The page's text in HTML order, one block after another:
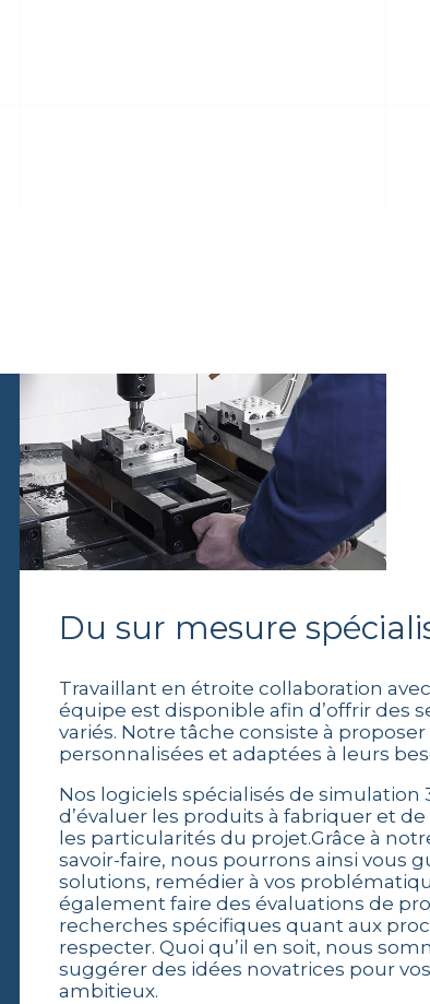
Du sur mesure
Travaillant en étroite collaboration
équipe est disponible afin d’offrir des
variés. Notre tâche consiste à
personnalisées et adaptées à leurs
Nos logiciels spécialisés de
d’évaluer les produits à fabriquer et
les particularités du projet.Grâce à
savoir-faire, nous pourrons ainsi vous
solutions, remédier à vos
également faire des évaluations de
recherches spécifiques quant aux
respecter. Quoi qu’il en soit, nous
suggérer des idées novatrices pour
ambitieux.